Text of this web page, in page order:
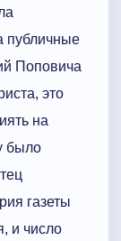
публичные
Поповича
это
на
было
газеты
и число